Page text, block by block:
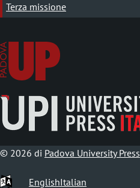
Terza missione
© 2026 di Padova University Press
EnglishItalian